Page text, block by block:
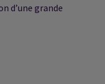
d’une grande